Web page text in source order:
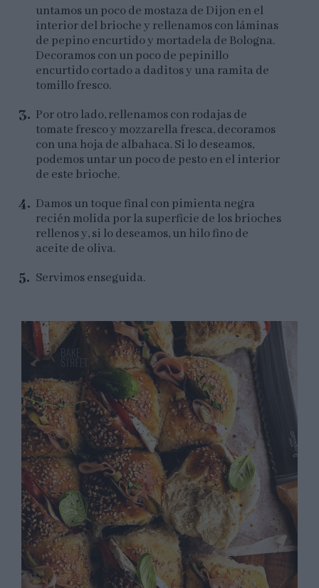
untamos un poco de mostaza de Dijon en el
interior del brioche y rellenamos con láminas
de pepino encurtido y mortadela de Bologna.
Decoramos con un poco de pepinillo
encurtido cortado a daditos y una ramita de
tomillo fresco.
Por otro lado, rellenamos con rodajas de
tomate fresco y mozzarella fresca, decoramos
con una hoja de albahaca. Si lo deseamos,
podemos untar un poco de pesto en el interior
de este brioche.
Damos un toque final con pimienta negra
recién molida por la superficie de los brioches
rellenos y, si lo deseamos, un hilo fino de
aceite de oliva.
Servimos enseguida.